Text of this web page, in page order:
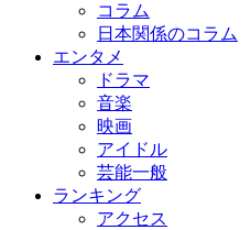
コラム
日本関係のコラム
エンタメ
ドラマ
音楽
映画
アイドル
芸能一般
ランキング
アクセス